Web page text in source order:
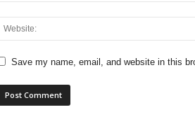
Save my name, email, and website in this